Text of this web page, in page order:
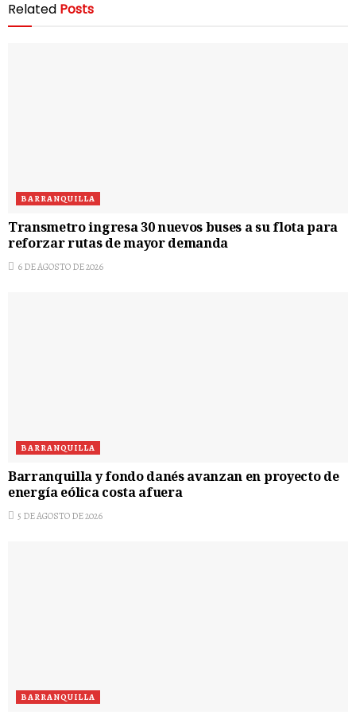
Related Posts
BARRANQUILLA
Transmetro ingresa 30 nuevos buses a su flota para
reforzar rutas de mayor demanda
6 DE AGOSTO DE 2026
BARRANQUILLA
Barranquilla y fondo danés avanzan en proyecto de
energía eólica costa afuera
5 DE AGOSTO DE 2026
BARRANQUILLA